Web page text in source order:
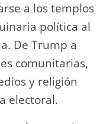
a los templos
política al
De Trump a
comunitarias,
y religión
electoral.